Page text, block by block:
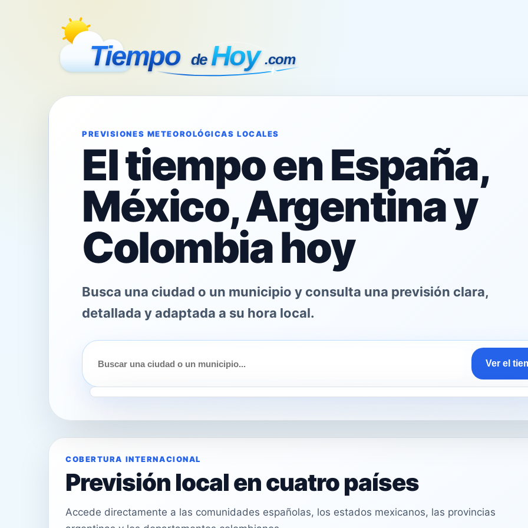
PREVISIONES METEOROLÓGICAS LOCALES
El tiempo en España,
México, Argentina y
Colombia hoy
Busca una ciudad o un municipio y consulta una previsión clara,
detallada y adaptada a su hora local.
Ver el
COBERTURA INTERNACIONAL
Previsión local en cuatro países
Accede directamente a las comunidades españolas, los estados mexicanos, las provincias